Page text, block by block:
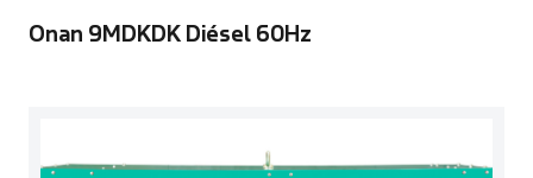
Onan 9MDKDK Diésel 60Hz